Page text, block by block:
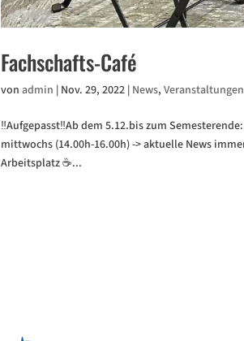
Fachschafts-Café
vonadmin | Nov. 29, 2022 | News,Veranstaltungen
‼️Aufgepasst‼️Ab dem 5.12.bis zum
mittwochs (14.00h-16.00h) -> aktuelle News
Arbeitsplatz ☕...